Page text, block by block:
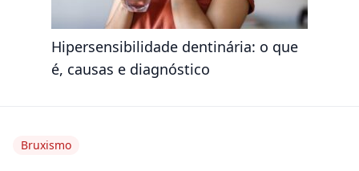
Hipersensibilidade dentinária: o que
é, causas e diagnóstico
Bruxismo